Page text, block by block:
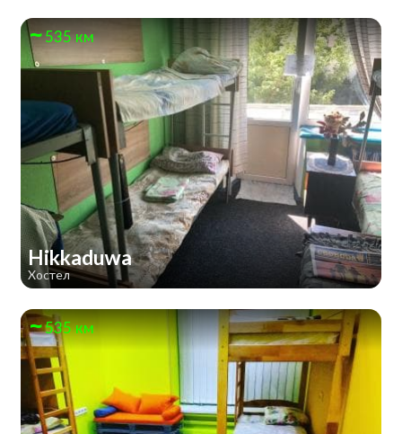
535 км
Hikkaduwa
Хостел
535 км